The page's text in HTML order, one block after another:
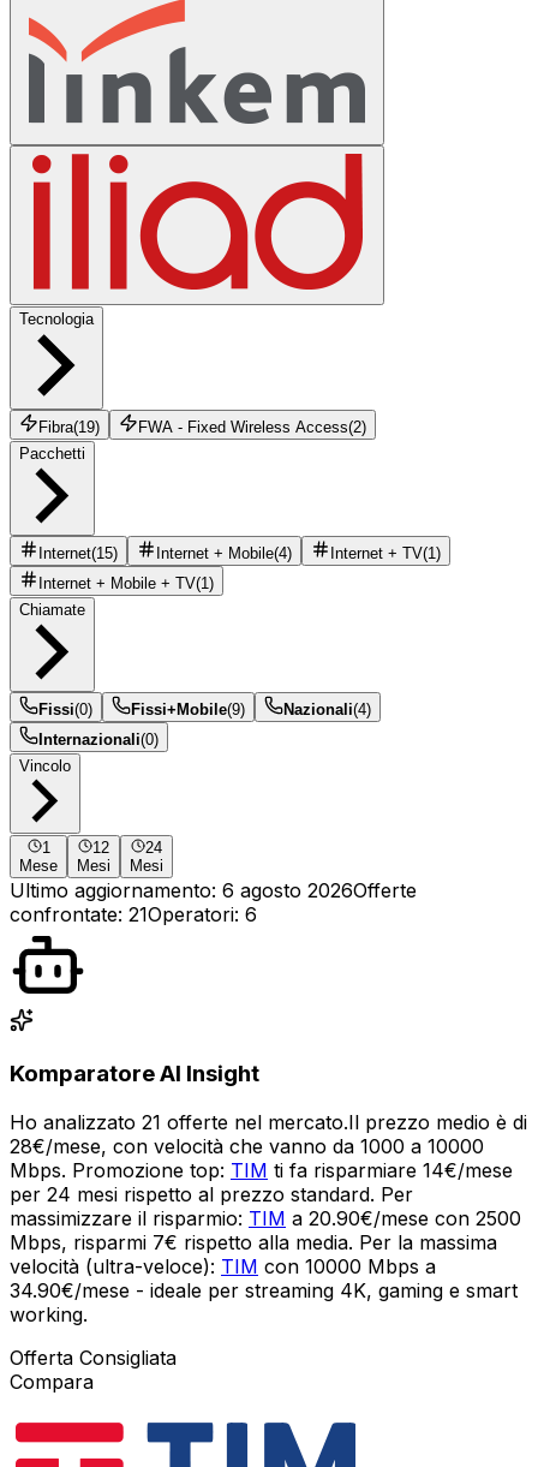
Tecnologia
Fibra(19) FWA - Fixed Wireless Access(2)
Pacchetti
Internet(15) Internet + Mobile(4) Internet + TV(1)
Internet + Mobile + TV(1)
Chiamate
Fissi(0) Fissi+Mobile(9) Nazionali(4)
Internazionali(0)
Vincolo
1
Mese
12
Mesi
24
Mesi
Ultimo aggiornamento: 6 agosto 2026Offerte
confrontate: 21Operatori: 6
Komparatore AI Insight
Ho analizzato 21 offerte nel mercato.Il prezzo medio è di
28€/mese, con velocità che vanno da 1000 a 10000
Mbps. Promozione top: TIM ti fa risparmiare 14€/mese
per 24 mesi rispetto al prezzo standard. Per
massimizzare il risparmio: TIM a 20.90€/mese con 2500
Mbps, risparmi 7€ rispetto alla media. Per la massima
velocità (ultra-veloce): TIM con 10000 Mbps a
34.90€/mese - ideale per streaming 4K, gaming e smart
working.
Offerta Consigliata
Compara